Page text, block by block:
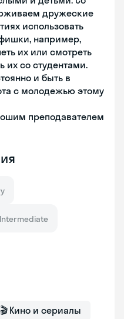
дружеские
использовать
например,
их или смотреть
их со студентами.
и быть в
с молодежью этому
преподавателем
Intermediate
🎬 Кино и сериалы